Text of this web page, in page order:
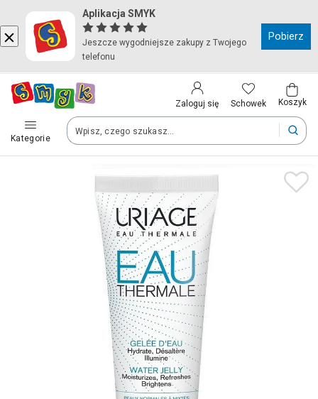
Aplikacja SMYK
Jeszcze wygodniejsze zakupy z Twojego
telefonu
Pobierz
Zaloguj się Schowek Koszyk
Kategorie
Kraj i język
Polska (Poland)
Twoje zamówienia dostarczymy na teren wybranego kraju.
Po zmianie kraju część produktów może zostać usunięta z
Zapisz